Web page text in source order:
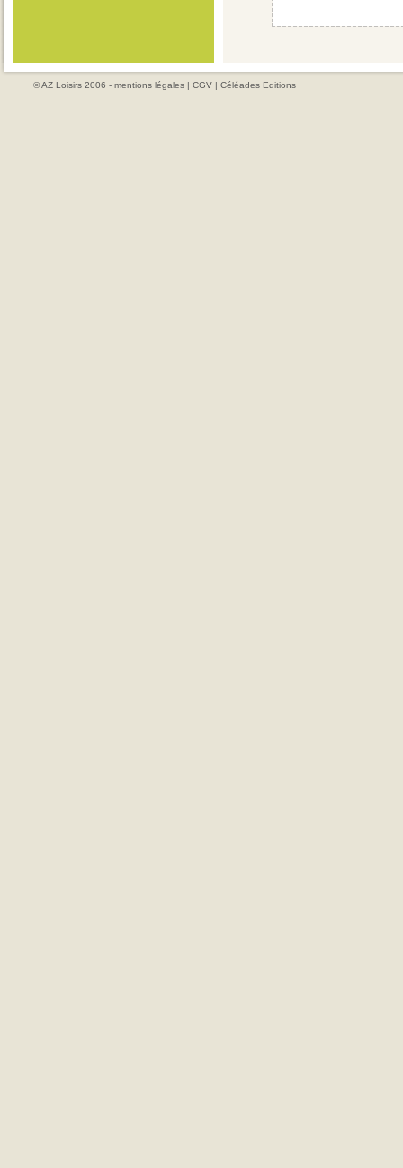
© AZ Loisirs 2006 - mentions légales | CGV | Céléades Editions